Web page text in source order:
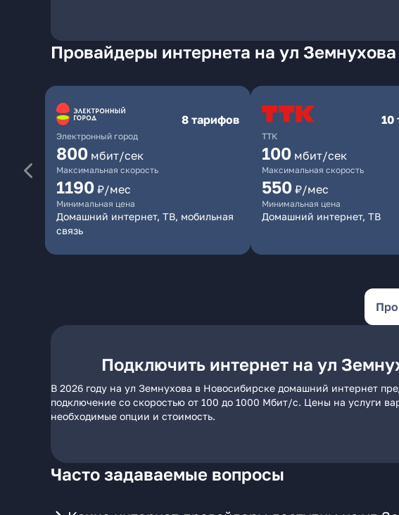
Провайдеры интернета на ул
Электронный город
8 тарифов
800 мбит/сек
Максимальная скорость
1190 ₽/мес
Минимальная цена
Домашний интернет, ТВ, мобильная
связь
ТТК
10
100 мбит/сек
Максимальная скорость
550 ₽/мес
Минимальная цена
Домашний интернет, ТВ
Подключить интернет на ул
В 2026 году на ул Земнухова в Новосибирске домашний интернет
подключение со скоростью от 100 до 1000 Мбит/с. Цены на услуги
необходимые опции и стоимость.
Часто задаваемые вопросы